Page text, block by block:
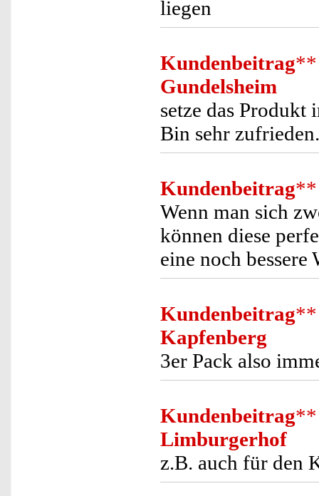
liegen
Kundenbeitrag**
Gundelsheim
setze das Produkt
Bin sehr zufrieden.
Kundenbeitrag**
Wenn man sich
können diese
eine noch bessere
Kundenbeitrag**
Kapfenberg
3er Pack also
Kundenbeitrag**
Limburgerhof
z.B. auch für den